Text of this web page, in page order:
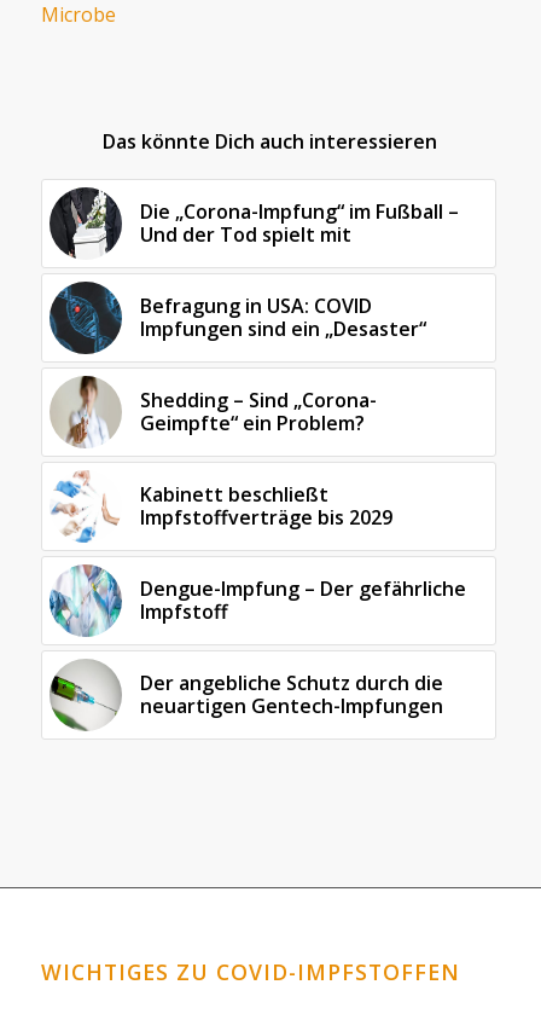
Microbe
Das könnte Dich auch interessieren
Die „Corona-Impfung“ im Fußball –
Und der Tod spielt mit
Befragung in USA: COVID
Impfungen sind ein „Desaster“
Shedding – Sind „Corona-
Geimpfte“ ein Problem?
Kabinett beschließt
Impfstoffverträge bis 2029
Dengue-Impfung – Der gefährliche
Impfstoff
Der angebliche Schutz durch die
neuartigen Gentech-Impfungen
WICHTIGES ZU COVID-IMPFSTOFFEN